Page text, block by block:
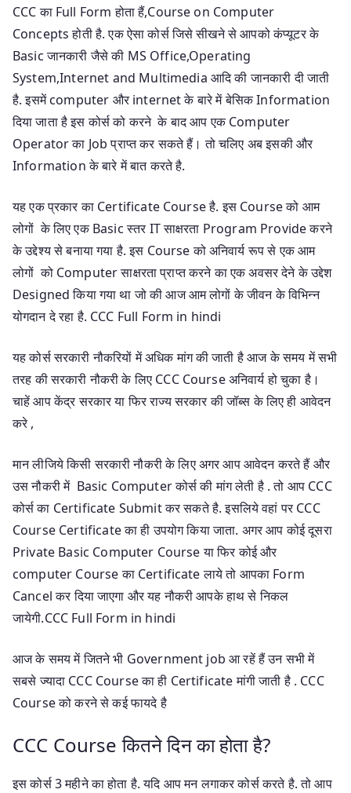
CCC का Full Form होता हैं,Course on Computer
Concepts होती है. एक ऐसा कोर्स जिसे सीखने से आपको कंप्यूटर के
Basic जानकारी जैसे की MS Office,Operating
System,Internet and Multimedia आदि की जानकारी दी जाती
है. इसमें computer और internet के बारे में बेसिक Information
दिया जाता है इस कोर्स को करने के बाद आप एक Computer
Operator का Job प्राप्त कर सकते हैं। तो चलिए अब इसकी और
Information के बारे में बात करते है.
यह एक प्रकार का Certificate Course है. इस Course को आम
लोगों के लिए एक Basic स्तर IT साक्षरता Program Provide करने
के उद्देश्य से बनाया गया है. इस Course को अनिवार्य रूप से एक आम
लोगों को Computer साक्षरता प्राप्त करने का एक अवसर देने के उद्देश
Designed किया गया था जो की आज आम लोगों के जीवन के विभिन्न
योगदान दे रहा है. CCC Full Form in hindi
यह कोर्स सरकारी नौकरियों में अधिक मांग की जाती है आज के समय में सभी
तरह की सरकारी नौकरी के लिए CCC Course अनिवार्य हो चुका है।
चाहें आप केंद्र सरकार या फिर राज्य सरकार की जॉब्स के लिए ही आवेदन
करे ,
मान लीजिये किसी सरकारी नौकरी के लिए अगर आप आवेदन करते हैं और
उस नौकरी में Basic Computer कोर्स की मांग लेती है . तो आप CCC
कोर्स का Certificate Submit कर सकते है. इसलिये वहां पर CCC
Course Certificate का ही उपयोग किया जाता. अगर आप कोई दूसरा
Private Basic Computer Course या फिर कोई और
computer Course का Certificate लाये तो आपका Form
Cancel कर दिया जाएगा और यह नौकरी आपके हाथ से निकल
जायेगी.CCC Full Form in hindi
आज के समय में जितने भी Government job आ रहें हैं उन सभी में
सबसे ज्यादा CCC Course का ही Certificate मांगी जाती है . CCC
Course को करने से कई फायदे है
CCC Course कितने दिन का होता है?
इस कोर्स 3 महीने का होता है. यदि आप मन लगाकर कोर्स करते है. तो आप